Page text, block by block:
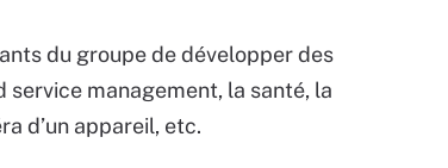
du groupe de développer des
management, la santé, la
d’un appareil, etc.